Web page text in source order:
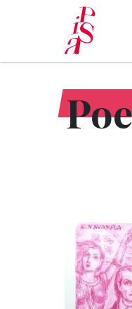
principal